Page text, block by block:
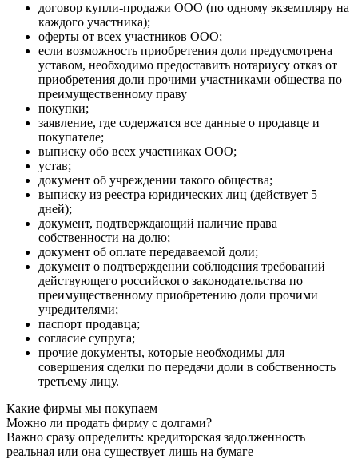
договор купли-продажи ООО (по одному экземпляру на
каждого участника);
оферты от всех участников ООО;
если возможность приобретения доли предусмотрена
уставом, необходимо предоставить нотариусу отказ от
приобретения доли прочими участниками общества по
преимущественному праву
покупки;
заявление, где содержатся все данные о продавце и
покупателе;
выписку обо всех участниках ООО;
устав;
документ об учреждении такого общества;
выписку из реестра юридических лиц (действует 5
дней);
документ, подтверждающий наличие права
собственности на долю;
документ об оплате передаваемой доли;
документ о подтверждении соблюдения требований
действующего российского законодательства по
преимущественному приобретению доли прочими
учредителями;
паспорт продавца;
согласие супруга;
прочие документы, которые необходимы для
совершения сделки по передачи доли в собственность
третьему лицу.
Какие фирмы мы покупаем
Можно ли продать фирму с долгами?
Важно сразу определить: кредиторская задолженность
реальная или она существует лишь на бумаге